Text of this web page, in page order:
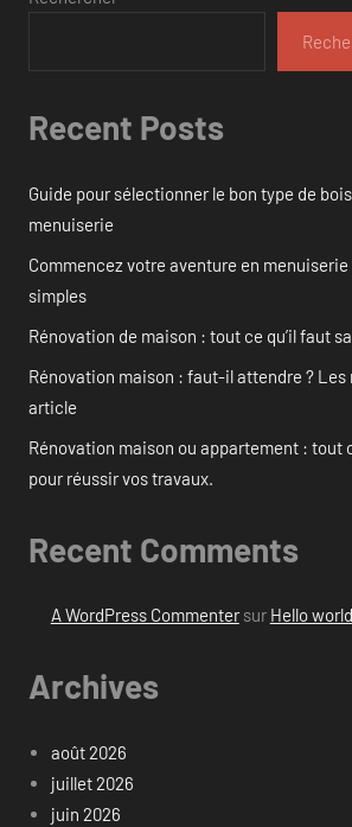
Recent Posts
Guide pour sélectionner le bon type de
menuiserie
Commencez votre aventure en
simples
Rénovation de maison : tout ce qu’il faut
Rénovation maison : faut-il attendre ? Les
article
Rénovation maison ou appartement : tout
pour réussir vos travaux.
Recent Comments
A WordPress Commentersur Hello
Archives
août 2026
juillet 2026
juin 2026